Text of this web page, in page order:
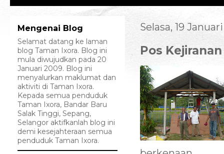
Selasa, 19
Pos Kejiranan
Mengenai Blog
Selamat datang ke laman
blog Taman Ixora. Blog ini
mula diwujudkan pada 20
Januari 2009. Blog ini
menyalurkan maklumat dan
aktiviti di Taman Ixora.
Kepada semua penduduk
Taman Ixora, Bandar Baru
Salak Tinggi, Sepang,
Selangor aktifkanlah blog ini
demi kesejahteraan semua
penduduk Taman Ixora.